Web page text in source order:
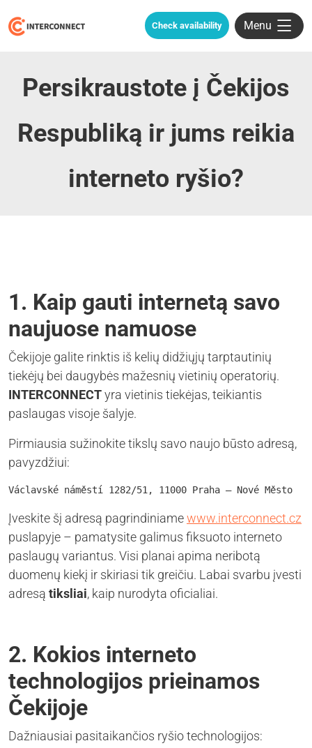
Check availability Menu
Persikraustote į Čekijos
Respubliką ir jums reikia
interneto ryšio?
1. Kaip gauti internetą savo
naujuose namuose
Čekijoje galite rinktis iš kelių didžiųjų tarptautinių
tiekėjų bei daugybės mažesnių vietinių operatorių.
INTERCONNECTyra vietinis tiekėjas, teikiantis
paslaugas visoje šalyje.
Pirmiausia sužinokite tikslų savo naujo būsto adresą,
pavyzdžiui:
Václavské náměstí 1282/51, 11000 Praha – Nové Město
Įveskite šį adresą pagrindiniamewww.interconnect.cz
puslapyje – pamatysite galimus fiksuoto interneto
paslaugų variantus. Visi planai apima neribotą
duomenų kiekį ir skiriasi tik greičiu. Labai svarbu įvesti
adresą tiksliai, kaip nurodyta oficialiai.
2. Kokios interneto
technologijos prieinamos
Čekijoje
Dažniausiai pasitaikančios ryšio technologijos: